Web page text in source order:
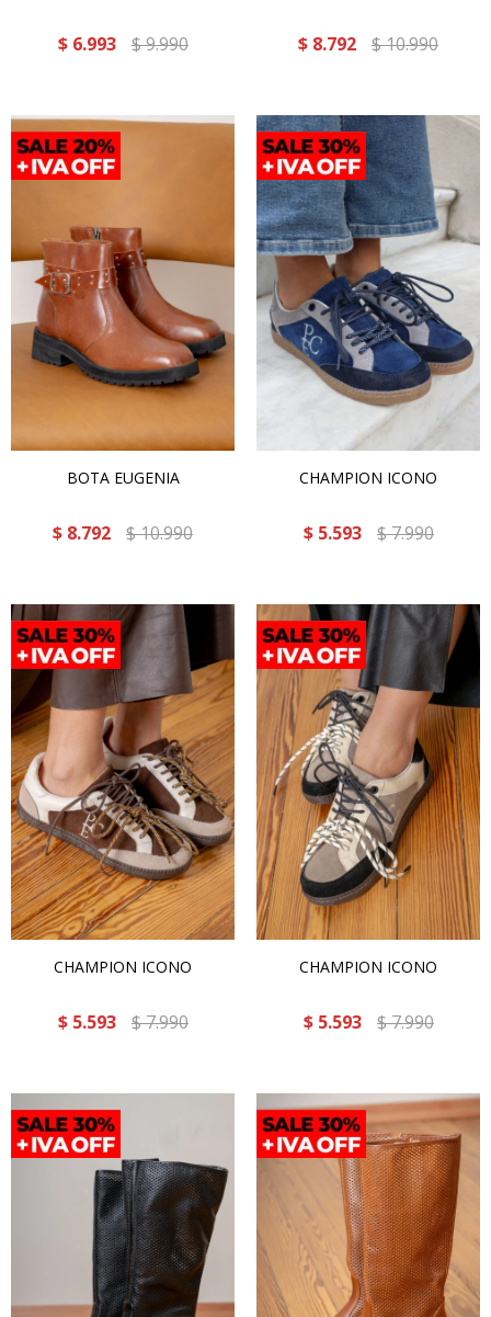
$ 6.993 $9.990 $ 8.792 $10.990
BOTA EUGENIA
$ 8.792 $10.990
CHAMPION ICONO
$ 5.593 $7.990
CHAMPION ICONO
$ 5.593 $7.990
CHAMPION ICONO
$ 5.593 $7.990